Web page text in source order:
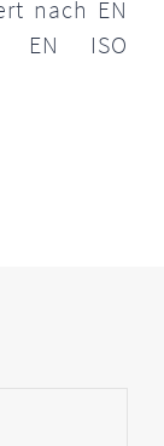
nach EN
EN ISO